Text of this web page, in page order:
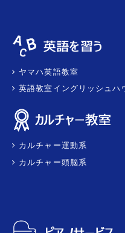
ヤマハ英語教室
英語教室イングリッシュハ
カルチャー運動系
カルチャー頭脳系